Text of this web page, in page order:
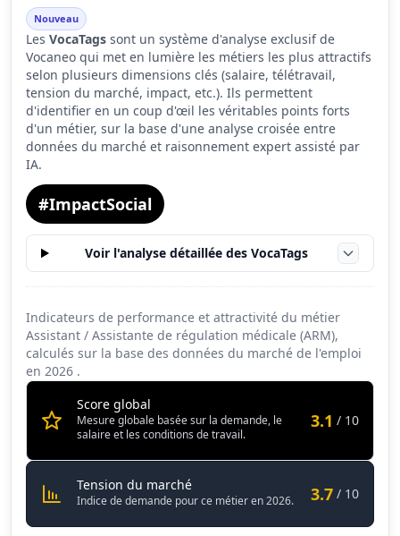
Nouveau
Les VocaTags sont un système d'analyse exclusif de
Vocaneo qui met en lumière les métiers les plus attractifs
selon plusieurs dimensions clés (salaire, télétravail,
tension du marché, impact, etc.). Ils permettent
d'identifier en un coup d'œil les véritables points forts
d'un métier, sur la base d'une analyse croisée entre
données du marché et raisonnement expert assisté par
IA.
#ImpactSocial
Voir l'analyse détaillée des VocaTags
Indicateurs de performance et attractivité du métier
Assistant / Assistante de régulation médicale (ARM),
calculés sur la base des données du marché de l'emploi
en 2026 .
Score global
Mesure globale basée sur la demande, le
salaire et les conditions de travail.
3.1 / 10
Tension du marché
3.7
Salaire
2.1
Conditions de travail
5.4
Tension du marchéAssistant / Assistante de
Indice de demande pour ce métier en 2026. 3.7 / 10